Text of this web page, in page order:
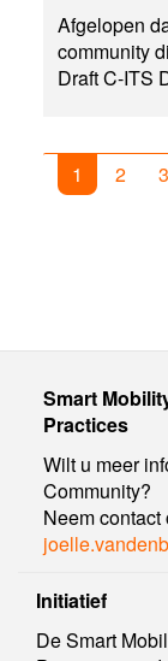
Afgelopen
community
Draft C-ITS
1 2 3
Smart
Practices
Wilt u meer
Community?
Neem
Initiatief
De Smart